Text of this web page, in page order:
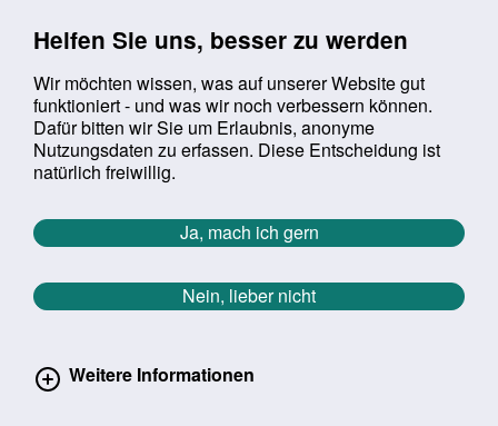
Helfen Sie uns, besser zu werden
Wir möchten wissen, was auf unserer Website gut
funktioniert - und was wir noch verbessern können.
Dafür bitten wir Sie um Erlaubnis, anonyme
Nutzungsdaten zu erfassen. Diese Entscheidung ist
natürlich freiwillig.
Ja, mach ich gern
Nein, lieber nicht
Weitere Informationen
Suchbegriff:
Sie befinden sich hier:
Startseite Aktuelles Aktuelle Meldungen
Aktuelle Meldungen
Zurück zur Übersicht erster
vorheriger
1446/1627
#Jubiläum – 10 Jahre Bundesforum